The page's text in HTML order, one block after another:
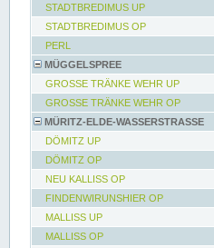
STADTBREDIMUS UP
STADTBREDIMUS OP
PERL
MÜGGELSPREE
GROSSE TRÄNKE WEHR UP
GROSSE TRÄNKE WEHR OP
MÜRITZ-ELDE-WASSERSTRASSE
DÖMITZ UP
DÖMITZ OP
NEU KALLISS OP
FINDENWIRUNSHIER OP
MALLISS UP
MALLISS OP